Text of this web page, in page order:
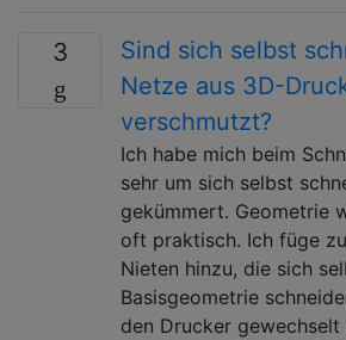
3
Sind sich selbst
Netze aus 3D-
verschmutzt?
Ich habe mich beim
sehr um sich selbst
gekümmert. Geometrie
oft praktisch. Ich füge
Nieten hinzu, die sich
Basisgeometrie
den Drucker